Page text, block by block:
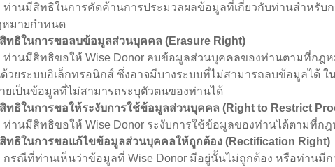
ธิในการคัดค้านการประมวลผลข้อมูลที่เกี่ยวกับท่านสำหรับกรณี
มายกำหนด
ทธิในการขอลบข้อมูลส่วนบุคคล (Erasure Right)
ธิขอให้ Wise Donor ลบข้อมูลส่วนบุคคลของท่านตามที่กฎหมา
วยระบบอิเล็กทรอนิกส์ ซึ่งอาจมีบางระบบที่ไม่สามารถลบข้อมูลได้
ยเป็นข้อมูลที่ไม่สามารถระบุตัวตนของท่านได้
ทธิในการขอให้ระงับการใช้ข้อมูลส่วนบุคคล (Right to Restrict
ธิขอให้ Wise Donor ระงับการใช้ข้อมูลของท่านได้ตามที่กฎ
ทธิในการขอแก้ไขข้อมูลส่วนบุคคลให้ถูกต้อง (Rectification Right)
นเห็นว่าข้อมูลที่ Wise Donor มีอยู่นั้นไม่ถูกต้อง หรือท่านมีกา